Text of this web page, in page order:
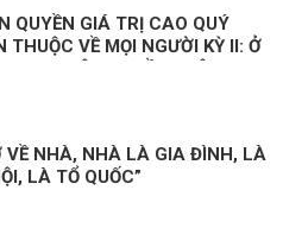
QUYỀN GIÁ TRỊ CAO QUÝ
THUỘC VỀ MỌI NGƯỜI KỲ II: Ở
VỀ NHÀ, NHÀ LÀ GIA ĐÌNH, LÀ
LÀ TỔ QUỐC”